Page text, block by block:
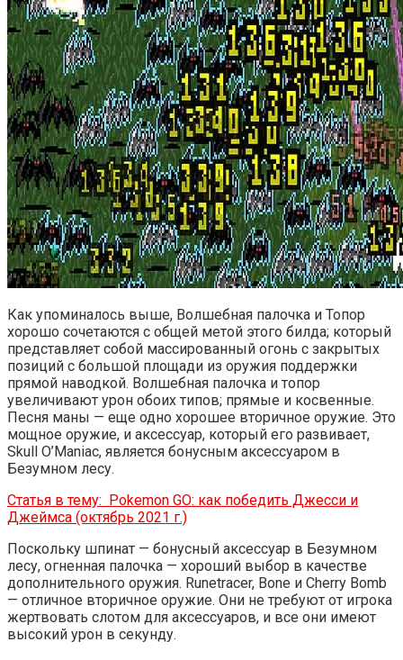
Как упоминалось выше, Волшебная палочка и Топор
хорошо сочетаются с общей метой этого билда; который
представляет собой массированный огонь с закрытых
позиций с большой площади из оружия поддержки
прямой наводкой. Волшебная палочка и топор
увеличивают урон обоих типов; прямые и косвенные.
Песня маны — еще одно хорошее вторичное оружие. Это
мощное оружие, и аксессуар, который его развивает,
Skull O’Maniac, является бонусным аксессуаром в
Безумном лесу.
Статья в тему:
Pokemon GO: как победить Джесси и
Джеймса (октябрь 2021 г.)
Поскольку шпинат — бонусный аксессуар в Безумном
лесу, огненная палочка — хороший выбор в качестве
дополнительного оружия. Runetracer, Bone и Cherry Bomb
— отличное вторичное оружие. Они не требуют от игрока
жертвовать слотом для аксессуаров, и все они имеют
высокий урон в секунду.